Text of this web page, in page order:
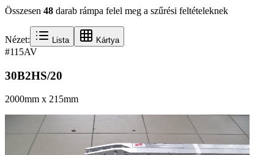
Összesen 48 darab rámpa felel meg a szűrési feltételeknek
Nézet: Lista Kártya
#115AV
30B2HS/20
2000mm x 215mm